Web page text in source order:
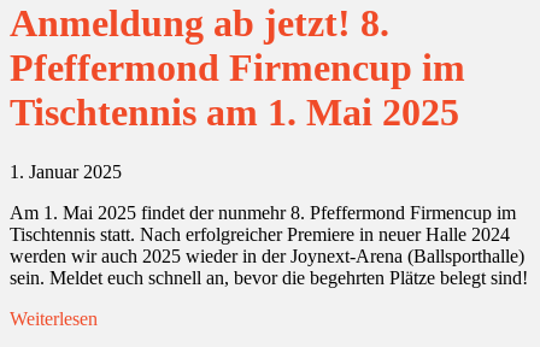
Anmeldung ab jetzt! 8.
Pfeffermond Firmencup im
Tischtennis am 1. Mai 2025
1. Januar 2025
Am 1. Mai 2025 findet der nunmehr 8. Pfeffermond Firmencup im
Tischtennis statt. Nach erfolgreicher Premiere in neuer Halle 2024
werden wir auch 2025 wieder in der Joynext-Arena (Ballsporthalle)
sein. Meldet euch schnell an, bevor die begehrten Plätze belegt sind!
Weiterlesen